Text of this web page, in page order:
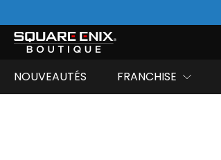
NOUVEAUTÉS FRANCHISE